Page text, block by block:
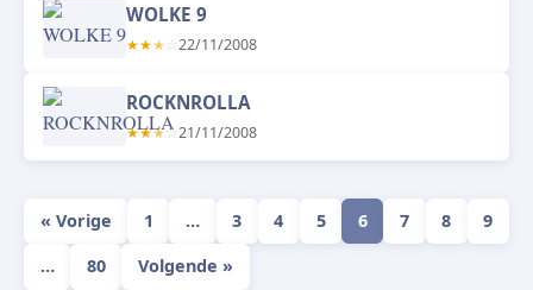
WOLKE 9
★★★ ☆22/11/2008
ROCKNROLLA
★★★☆21/11/2008
« Vorige 1 … 3 4 5 6 7 8 9
… 80 Volgende »